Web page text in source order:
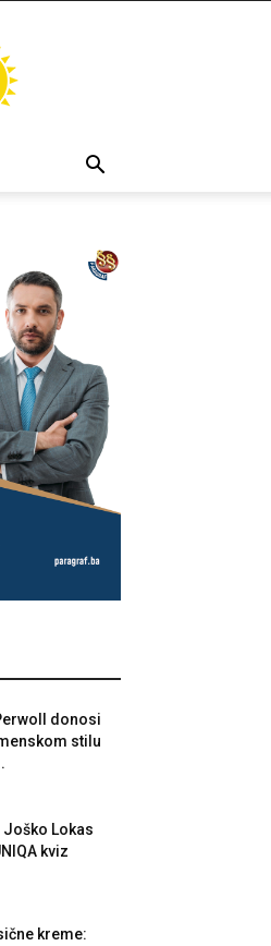
donosi
stilu
Lokas
kviz
kreme: